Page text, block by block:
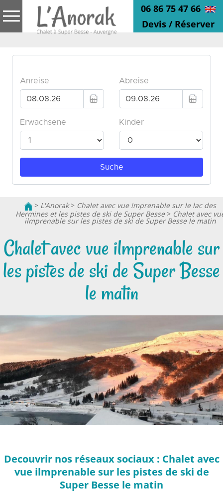
06 86 75 47 66
Devis / Réserver
> L'Anorak> Chalet avec vue imprenable sur le lac des
Hermines et les pistes de ski de Super Besse> Chalet avec
ilmprenable sur les pistes de ski de Super Besse le matin
Chalet avec vue ilmprenable sur
les pistes de ski de Super Besse
le matin
Decouvrir nos réseaux sociaux : Chalet avec
vue ilmprenable sur les pistes de ski de
Super Besse le matin